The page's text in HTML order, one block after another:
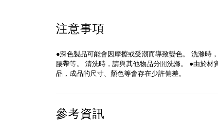
注意事項
●深色製品可能會因摩擦或受潮而導致變色。 洗滌時
腰帶等。 清洗時，請與其他物品分開洗滌。 ●由於
品，成品的尺寸、顏色等會存在少許偏差。
參考資訊